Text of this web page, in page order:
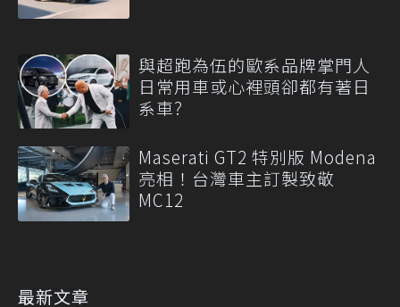
與超跑為伍的歐系品牌掌門人
日常用車或心裡頭卻都有著日
系車?
Maserati GT2 特別版 Modena
亮相！台灣車主訂製致敬
MC12
最新文章